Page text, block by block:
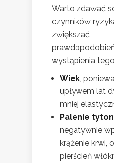
Warto zdawać
czynników
zwiększać
wystąpienia
Wiek ,
upływem lat
mniej
Palenie
negatywnie
krążenie krwi,
pierścień